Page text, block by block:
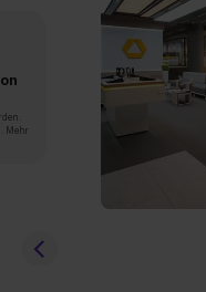
Mehr